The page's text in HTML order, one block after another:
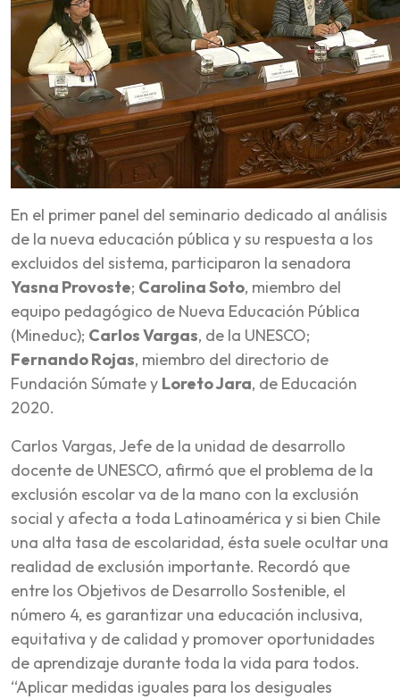
En el primer panel del seminario dedicado al análisis
de la nueva educación pública y su respuesta a los
excluidos del sistema, participaron la senadora
Yasna Provoste; Carolina Soto, miembro del
equipo pedagógico de Nueva Educación Pública
(Mineduc); Carlos Vargas, de la UNESCO;
Fernando Rojas, miembro del directorio de
Fundación Súmate y Loreto Jara, de Educación
2020.
Carlos Vargas, Jefe de la unidad de desarrollo
docente de UNESCO, afirmó que el problema de la
exclusión escolar va de la mano con la exclusión
social y afecta a toda Latinoamérica y si bien Chile
una alta tasa de escolaridad, ésta suele ocultar una
realidad de exclusión importante. Recordó que
entre los Objetivos de Desarrollo Sostenible, el
número 4, es garantizar una educación inclusiva,
equitativa y de calidad y promover oportunidades
de aprendizaje durante toda la vida para todos.
“Aplicar medidas iguales para los desiguales